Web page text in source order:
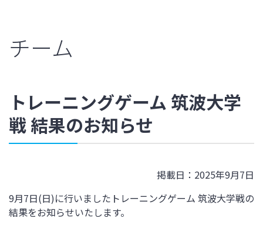
チーム
トレーニングゲーム 筑波大学
戦 結果のお知らせ
掲載日：2025年9月7日
9月7日(日)に行いましたトレーニングゲーム 筑波大学戦の
結果をお知らせいたします。